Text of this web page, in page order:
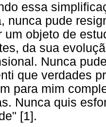
essa
nunca pude
um objeto de
da sua
Nunca
que verdades
para mim
Nunca quis
[1].